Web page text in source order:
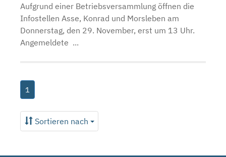
Aufgrund einer Betriebsversammlung öffnen die
Infostellen Asse, Konrad und Morsleben am
Donnerstag, den 29. November, erst um 13 Uhr.
Angemeldete ...
1
Sortieren nach